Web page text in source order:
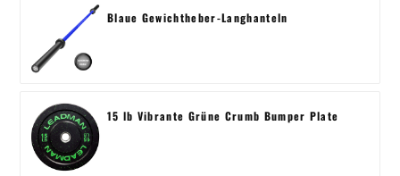
Blaue Gewichtheber-Langhanteln
15 lb Vibrante Grüne Crumb Bumper Plate